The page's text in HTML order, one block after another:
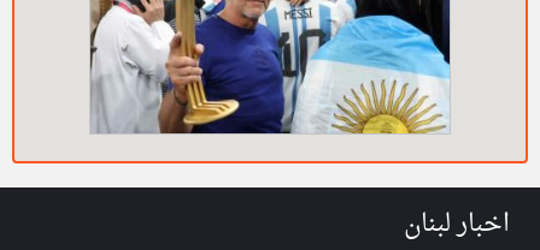
اخبار لبنان